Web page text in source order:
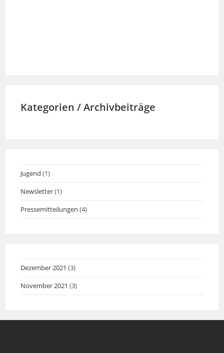
Kategorien / Archivbeiträge
Jugend (1)
Newsletter(1)
Pressemitteilungen (4)
Dezember 2021 (3)
November 2021 (3)